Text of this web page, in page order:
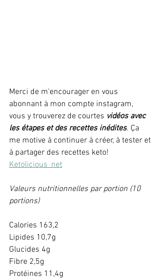
Merci de m'encourager en vous
abonnant à mon compte instagram,
vous y trouverez de courtes vidéos avec
les étapes et des recettes inédites. Ça
me motive à continuer à créer, à tester et
à partager des recettes keto!
Ketolicious_net
Valeurs nutritionnelles par portion (10
portions)
Calories 163,2
Lipides 10,7g
Glucides 4g
Fibre 2,5g
Protéines 11,4g